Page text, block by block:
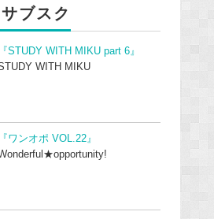
ブスク
『STUDY WITH MIKU part 6』
WITH MIKU
『ワンオポ VOL.22』